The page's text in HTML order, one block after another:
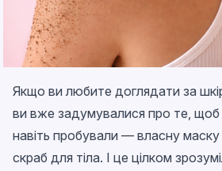
Якщо ви любите доглядати за
ви вже задумувалися про те,
навіть пробували — власну маску
скраб для тіла. І це цілком